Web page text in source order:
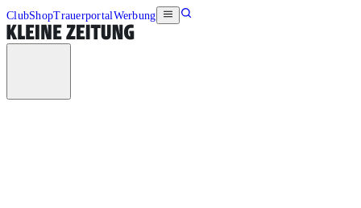
ClubShopTrauerportalWerbung